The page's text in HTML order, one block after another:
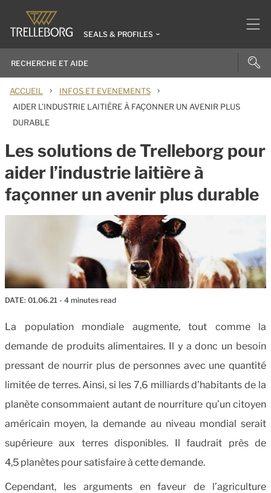
SEALS & PROFILES
ACCUEIL › INFOS ET EVENEMENTS ›
AIDER L’INDUSTRIE LAITIÈRE À FAÇONNER UN AVENIR PLUS
DURABLE
Les solutions de Trelleborg pour
aider l’industrie laitière à
façonner un avenir plus durable
DATE: 01.06.21 - 4 minutes read
La population mondiale augmente, tout comme la
demande de produits alimentaires. Il y a donc un besoin
pressant de nourrir plus de personnes avec une quantité
limitée de terres. Ainsi, si les 7,6 milliards d’habitants de la
planète consommaient autant de nourriture qu’un citoyen
américain moyen, la demande au niveau mondial serait
supérieure aux terres disponibles. Il faudrait près de
4,5 planètes pour satisfaire à cette demande.
Cependant, les arguments en faveur de l’agriculture